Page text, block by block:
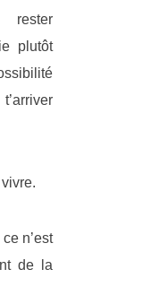
rester
plutôt
n’est
de la